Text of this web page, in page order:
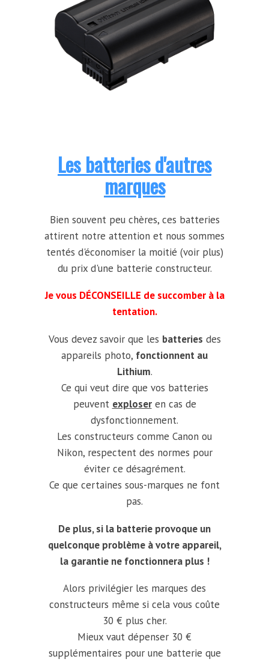
Les batteries d'autres
marques
Bien souvent peu chères, ces batteries
attirent notre attention et nous sommes
tentés d'économiser la moitié (voir plus)
du prix d'une batterie constructeur.
Je vous DÉCONSEILLE de succomber à la
tentation.
Vous devez savoir que les batteries des
appareils photo, fonctionnent au
Lithium.
Ce qui veut dire que vos batteries
peuvent exploseren cas de
dysfonctionnement.
Les constructeurs comme Canon ou
Nikon, respectent des normes pour
éviter ce désagrément.
Ce que certaines sous-marques ne font
pas.
De plus, si la batterie provoque un
quelconque problème à votre appareil,
la garantie ne fonctionnera plus !
Alors privilégier les marques des
constructeurs même si cela vous coûte
30 € plus cher.
Mieux vaut dépenser 30 €
supplémentaires pour une batterie que